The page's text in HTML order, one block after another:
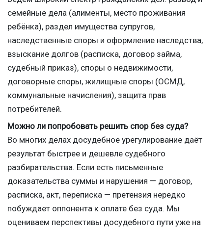
семейные дела (алименты, место проживания
ребёнка), раздел имущества супругов,
наследственные споры и оформление наследства,
взыскание долгов (расписка, договор займа,
судебный приказ), споры о недвижимости,
договорные споры, жилищные споры (ОСМД,
коммунальные начисления), защита прав
потребителей.
Можно ли попробовать решить спор без суда?
Во многих делах досудебное урегулирование даёт
результат быстрее и дешевле судебного
разбирательства. Если есть письменные
доказательства суммы и нарушения — договор,
расписка, акт, переписка — претензия нередко
побуждает оппонента к оплате без суда. Мы
оцениваем перспективы досудебного пути уже на